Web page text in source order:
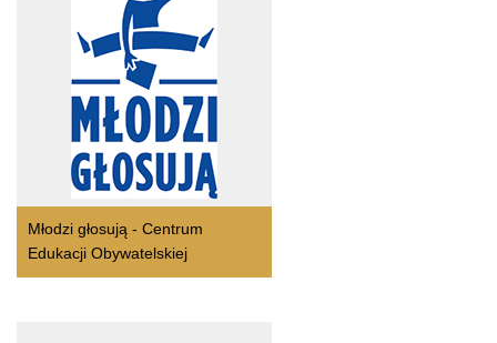
Młodzi głosują - Centrum
Edukacji Obywatelskiej